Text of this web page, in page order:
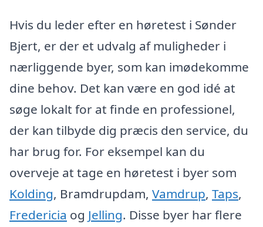
Hvis du leder efter en høretest i Sønder
Bjert, er der et udvalg af muligheder i
nærliggende byer, som kan imødekomme
dine behov. Det kan være en god idé at
søge lokalt for at finde en professionel,
der kan tilbyde dig præcis den service, du
har brug for. For eksempel kan du
overveje at tage en høretest i byer som
Kolding, Bramdrupdam, Vamdrup, Taps,
Fredericia og Jelling. Disse byer har flere